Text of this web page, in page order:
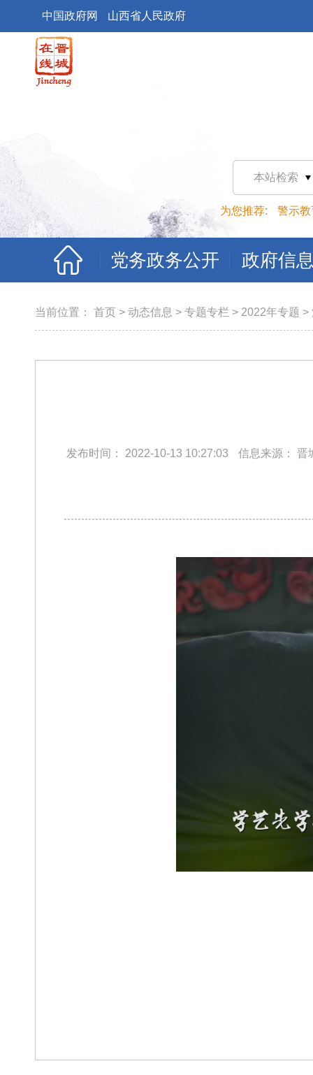
中国政府网 山西省人民政府
本站检索
为您推荐: 警示教
党务政务公开 政府信
当前位置： 首页 > 动态信息 > 专题专栏 > 2022年专题 >
发布时间： 2022-10-13 10:27:03 信息来源： 晋